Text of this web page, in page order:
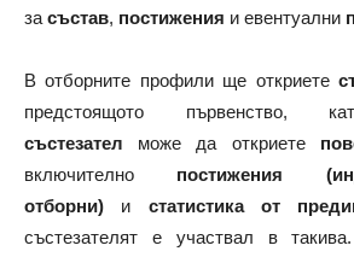
за състав, постижения и евентуални
В отборните профили ще откриете
предстоящото
състезател може да откриете
включително постижения
отборни) и статистика от
състезателят е участвал в